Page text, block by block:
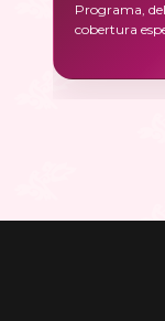
Programa,
cobertura